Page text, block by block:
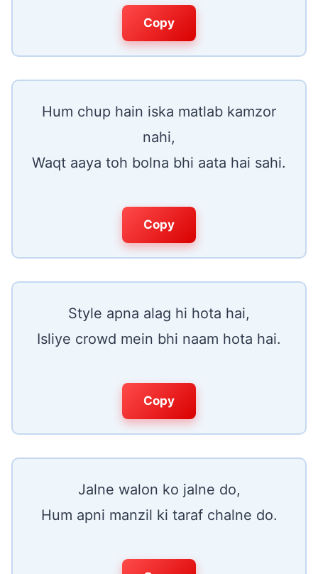
Copy
Hum chup hain iska matlab kamzor
nahi,
Waqt aaya toh bolna bhi aata hai sahi.
Copy
Style apna alag hi hota hai,
Isliye crowd mein bhi naam hota hai.
Copy
Jalne walon ko jalne do,
Hum apni manzil ki taraf chalne do.